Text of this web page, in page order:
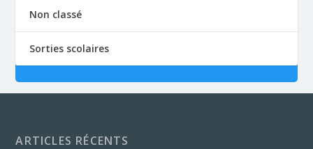
Non classé
Sorties scolaires
ARTICLES RÉCENTS